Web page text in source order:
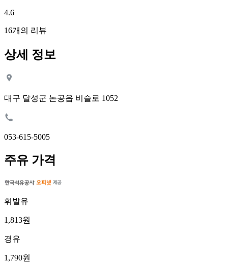
4.6
16개의 리뷰
상세 정보
대구 달성군 논공읍 비슬로 1052
053-615-5005
주유 가격
휘발유
1,813원
경유
1,790원